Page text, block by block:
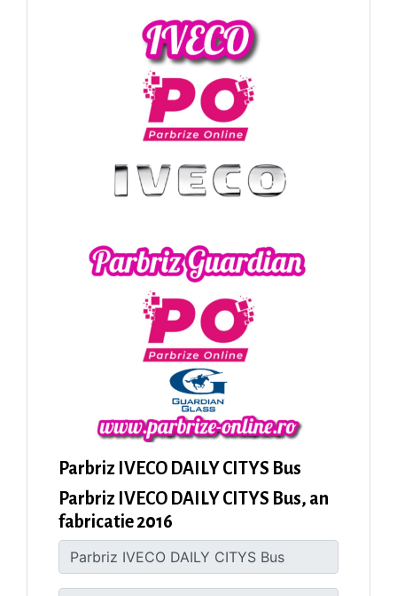
Parbriz IVECO DAILY CITYS Bus
Parbriz IVECO DAILY CITYS Bus, an
fabricatie 2016